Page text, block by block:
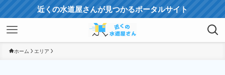
近くの水道屋さんが見つかるポータルサイト
ホーム エリア